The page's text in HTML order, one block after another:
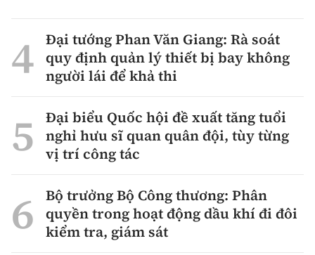
Đại tướng Phan Văn Giang: Rà soát
quy định quản lý thiết bị bay không
người lái để khả thi
Đại biểu Quốc hội đề xuất tăng tuổi
nghỉ hưu sĩ quan quân đội, tùy từng
vị trí công tác
Bộ trưởng Bộ Công thương: Phân
quyền trong hoạt động dầu khí đi đôi
kiểm tra, giám sát